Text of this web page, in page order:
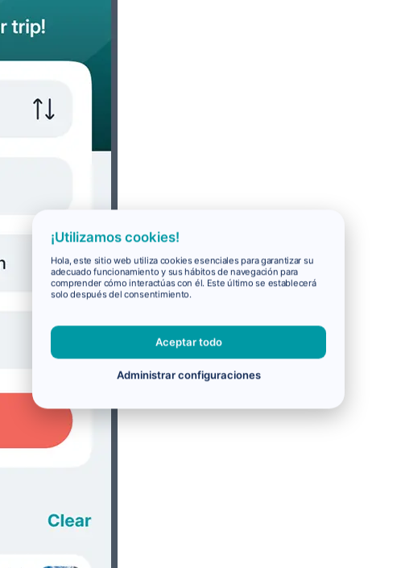
¡Utilizamos cookies!
Hola, este sitio web utiliza cookies esenciales para garantizar su
adecuado funcionamiento y sus hábitos de navegación para
comprender cómo interactúas con él. Este último se establecerá
solo después del consentimiento.
Aceptar todo
Administrar configuraciones